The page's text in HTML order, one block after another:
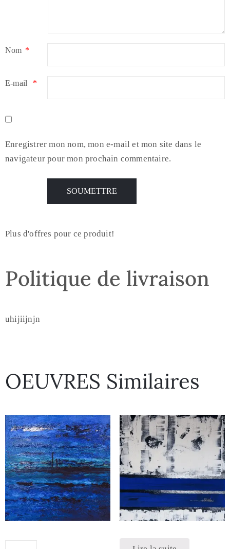
Nom *
E-mail *
Enregistrer mon nom, mon e-mail et mon site dans le
navigateur pour mon prochain commentaire.
Plus d'offres pour ce produit!
Politique de livraison
uhijiijnjn
OEUVRES Similaires